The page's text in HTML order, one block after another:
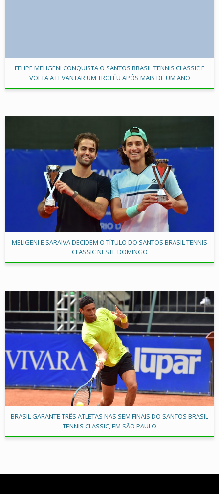
FELIPE MELIGENI CONQUISTA O SANTOS BRASIL TENNIS CLASSIC E
VOLTA A LEVANTAR UM TROFÉU APÓS MAIS DE UM ANO
MELIGENI E SARAIVA DECIDEM O TÍTULO DO SANTOS BRASIL TENNIS
CLASSIC NESTE DOMINGO
BRASIL GARANTE TRÊS ATLETAS NAS SEMIFINAIS DO SANTOS BRASIL
TENNIS CLASSIC, EM SÃO PAULO